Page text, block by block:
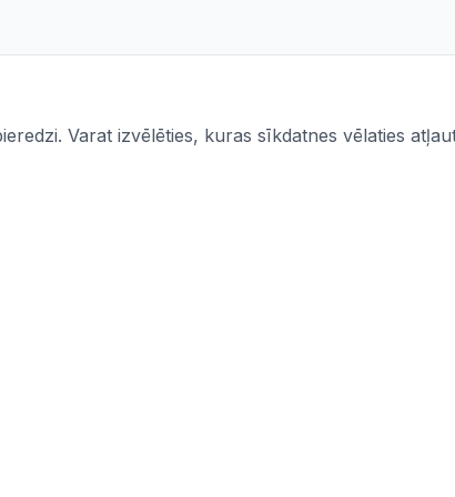
Varat izvēlēties, kuras sīkdatnes vēlaties